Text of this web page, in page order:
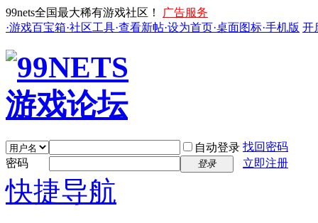
99nets全国最大稀有游戏社区！
广告服务
·游戏百宝箱·社区工具·查看新帖·设为首页·桌面图标·手机版 开
自动登录 找回密码
密码
登录 立即注册
快捷导航